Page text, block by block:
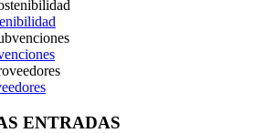
ENTRADAS